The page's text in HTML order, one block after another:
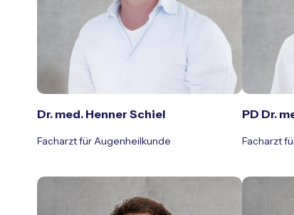
Dr. med. Henner Schiel
Facharzt für Augenheilkunde
PD Dr.
Facharzt